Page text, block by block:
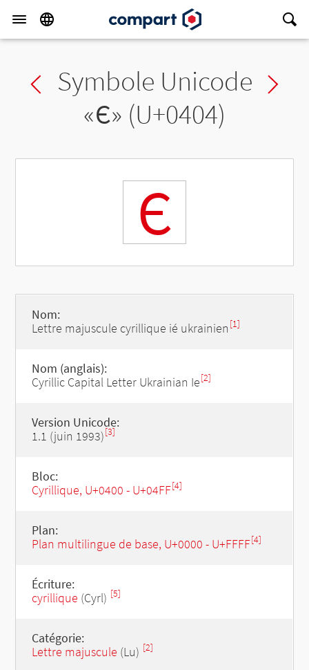
Previous char
Symbole Unicode
«Є» (U+0404)
Є
Nom:
Lettre majuscule cyrillique ié ukrainien [1]
Nom (anglais):
Cyrillic Capital Letter Ukrainian Ie[2]
Version Unicode:
1.1 (juin 1993)[3]
Bloc:
Cyrillique, U+0400 - U+04FF[4]
Plan:
Plan multilingue de base, U+0000 - U+FFFF[4]
Écriture:
cyrillique (Cyrl) [5]
Catégorie:
Lettre majuscule (Lu) [2]